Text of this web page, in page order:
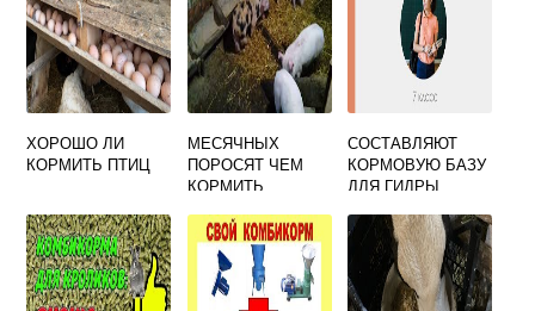
ХОРОШО ЛИ
КОРМИТЬ ПТИЦ
МЕСЯЧНЫХ
ПОРОСЯТ ЧЕМ
КОРМИТЬ
СОСТАВЛЯЮТ
КОРМОВУЮ БАЗУ
ДЛЯ ГИДРЫ